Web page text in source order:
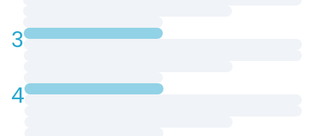
3
4